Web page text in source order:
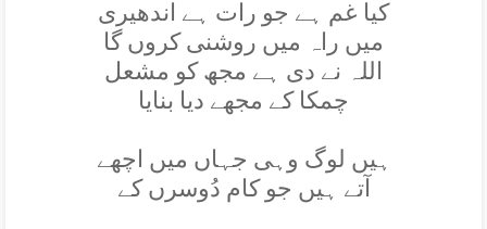
کيا غم ہے جو رات ہے اندھيری
ميں راہ ميں روشنی کروں گا
اللہ نے دی ہے مجھ کو مشعل
چمکا کے مجھے ديا بنايا
ہيں لوگ وہی جہاں ميں اچھے
آتے ہيں جو کام دُوسرں کے